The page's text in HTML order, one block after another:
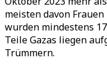
meisten davon
wurden mindestens
Teile Gazas liegen
Trümmern.